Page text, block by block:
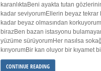
karanlıktaBeni ayakta tutan
kadar seviyorumEllerin beyaz
kadar beyaz olmasından
birazBen bazan istasyonu
yüzüme sürüyorumHer nasılsa
kırıyorumBir kan oluyor bir kıyamet
CONTINUE READING